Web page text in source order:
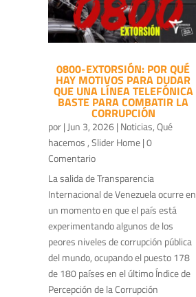
0800-EXTORSIÓN: POR QUÉ
HAY MOTIVOS PARA DUDAR
QUE UNA LÍNEA TELEFÓNICA
BASTE PARA COMBATIR LA
CORRUPCIÓN
por| Jun 3, 2026| Noticias,Qué
hacemos ,Slider Home| 0
Comentario
La salida de Transparencia
Internacional de Venezuela ocurre en
un momento en que el país está
experimentando algunos de los
peores niveles de corrupción pública
del mundo, ocupando el puesto 178
de 180 países en el último Índice de
Percepción de la Corrupción